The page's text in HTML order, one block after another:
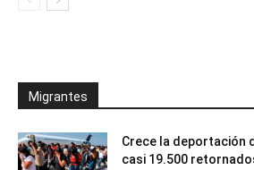
Migrantes
Crece la deportación
casi 19.500